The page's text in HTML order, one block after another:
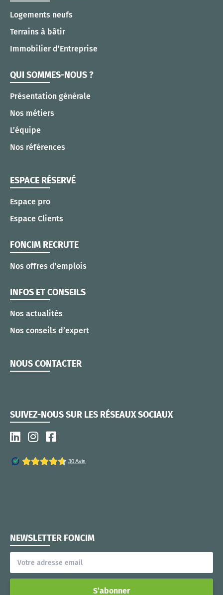
Logements neufs
Terrains à bâtir
Immobilier d’Entreprise
QUI SOMMES-NOUS ?
Présentation générale
Nos métiers
L’équipe
Nos références
ESPACE RÉSERVÉ
Espace pro
Espace Clients
FONCIM RECRUTE
Nos offres d’emplois
INFOS ET CONSEILS
Nos actualités
Nos conseils d’expert
NOUS CONTACTER
SUIVEZ-NOUS SUR LES RÉSEAUX SOCIAUX
NEWSLETTER FONCIM
S’abonner